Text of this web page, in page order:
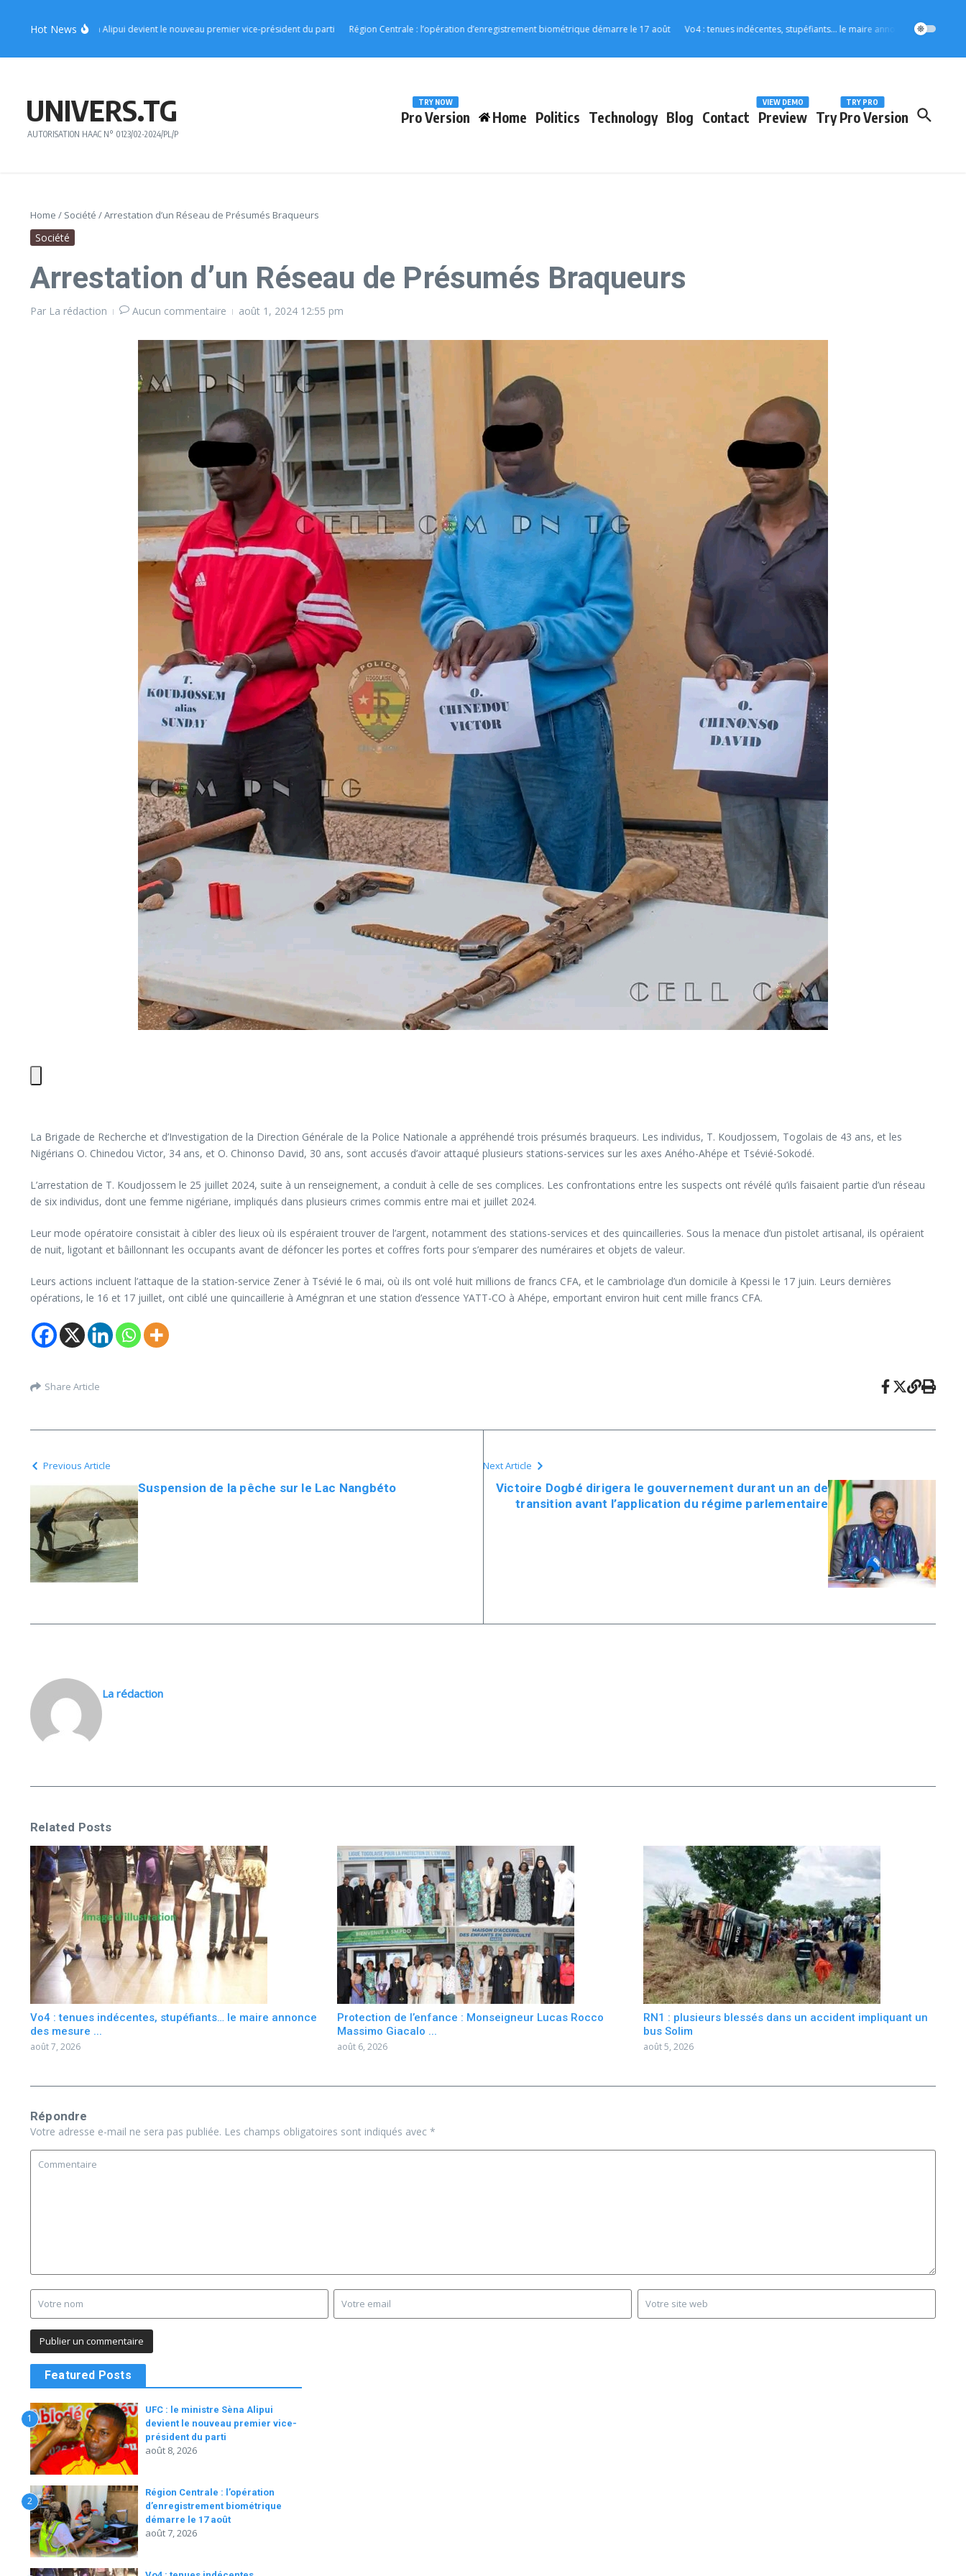
Hot News
le ministre Sèna Alipui devient le nouveau premier vice-président du parti Région Centrale : l’opération d’enregistrement biométrique démarre le 17 août Vo4 : tenues indécentes, stupéfiants… le maire annonce des mesures
UNIVERS.TG
AUTORISATION HAAC N° 0123/02-2024/PL/P
Pro Version
TRY NOW
Home Politics Technology Blog Contact Preview
VIEW DEMO
Try Pro Version
TRY PRO
Home / Société /Arrestation d’un Réseau de Présumés Braqueurs
Société
Arrestation d’un Réseau de Présumés Braqueurs
Par La rédaction Aucun commentaire août 1, 2024 12:55 pm
La Brigade de Recherche et d’Investigation de la Direction Générale de la Police Nationale a appréhendé trois présumés braqueurs. Les individus, T. Koudjossem, Togolais de 43 ans, et les
Nigérians O. Chinedou Victor, 34 ans, et O. Chinonso David, 30 ans, sont accusés d’avoir attaqué plusieurs stations-services sur les axes Aného-Ahépe et Tsévié-Sokodé.
L’arrestation de T. Koudjossem le 25 juillet 2024, suite à un renseignement, a conduit à celle de ses complices. Les confrontations entre les suspects ont révélé qu’ils faisaient partie d’un réseau
de six individus, dont une femme nigériane, impliqués dans plusieurs crimes commis entre mai et juillet 2024.
Leur mode opératoire consistait à cibler des lieux où ils espéraient trouver de l’argent, notamment des stations-services et des quincailleries. Sous la menace d’un pistolet artisanal, ils opéraient
de nuit, ligotant et bâillonnant les occupants avant de défoncer les portes et coffres forts pour s’emparer des numéraires et objets de valeur.
Leurs actions incluent l’attaque de la station-service Zener à Tsévié le 6 mai, où ils ont volé huit millions de francs CFA, et le cambriolage d’un domicile à Kpessi le 17 juin. Leurs dernières
opérations, le 16 et 17 juillet, ont ciblé une quincaillerie à Amégnran et une station d’essence YATT-CO à Ahépe, emportant environ huit cent mille francs CFA.
Share Article
Previous Article
Suspension de la pêche sur le Lac Nangbéto
Next Article
Victoire Dogbé dirigera le gouvernement durant un an de
transition avant l’application du régime parlementaire
La rédaction
Related Posts
Vo4 : tenues indécentes, stupéfiants… le maire annonce
des mesure ...
août 7, 2026
Protection de l’enfance : Monseigneur Lucas Rocco
Massimo Giacalo ...
août 6, 2026
RN1 : plusieurs blessés dans un accident impliquant un
bus Solim
août 5, 2026
Répondre
Votre adresse e-mail ne sera pas publiée. Les champs obligatoires sont indiqués avec *
Featured Posts
1
UFC : le ministre Sèna Alipui
devient le nouveau premier vice-
président du parti
août 8, 2026
2
Région Centrale : l’opération
d’enregistrement biométrique
démarre le 17 août
août 7, 2026